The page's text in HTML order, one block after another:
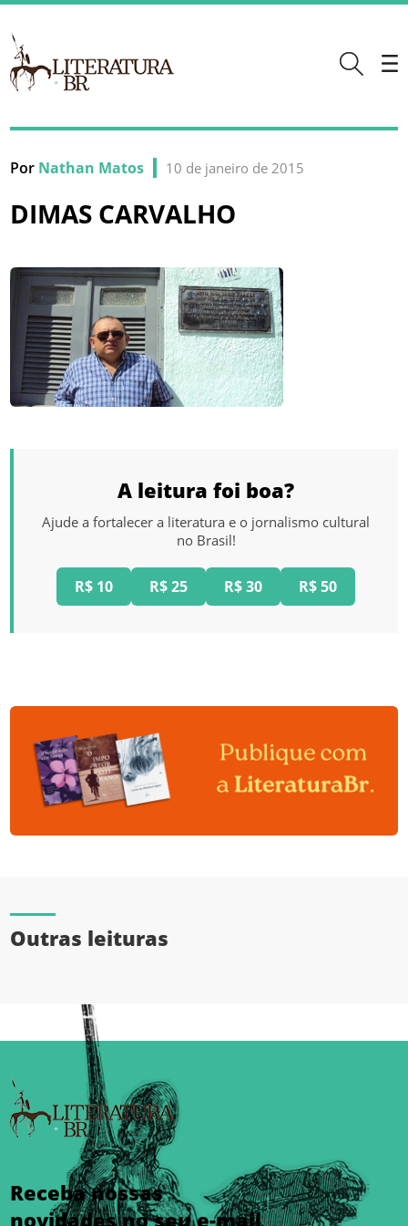
Por Nathan Matos 10 de janeiro de 2015
DIMAS CARVALHO
A leitura foi boa?
Ajude a fortalecer a literatura e o jornalismo cultural
no Brasil!
R$ 10 R$ 25 R$ 30 R$ 50
Outras leituras
Receba nossas
novidades no seu e-mail